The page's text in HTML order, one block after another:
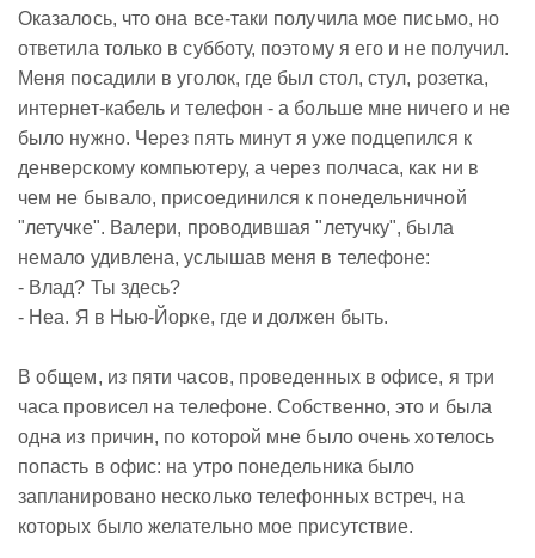
Оказалось, что она все-таки получила мое письмо, но
ответила только в субботу, поэтому я его и не получил.
Меня посадили в уголок, где был стол, стул, розетка,
интернет-кабель и телефон - а больше мне ничего и не
было нужно. Через пять минут я уже подцепился к
денверскому компьютеру, а через полчаса, как ни в
чем не бывало, присоединился к понедельничной
"летучке". Валери, проводившая "летучку", была
немало удивлена, услышав меня в телефоне:
- Влад? Ты здесь?
- Неа. Я в Нью-Йорке, где и должен быть.
В общем, из пяти часов, проведенных в офисе, я три
часа провисел на телефоне. Собственно, это и была
одна из причин, по которой мне было очень хотелось
попасть в офис: на утро понедельника было
запланировано несколько телефонных встреч, на
которых было желательно мое присутствие.